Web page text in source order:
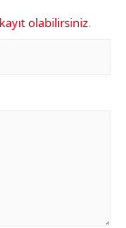
kayıt olabilirsiniz.